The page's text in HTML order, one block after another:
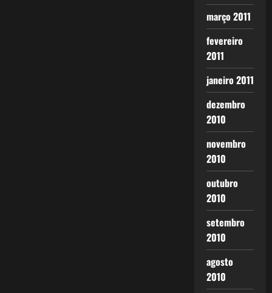
março 2011
fevereiro
2011
janeiro 2011
dezembro
2010
novembro
2010
outubro
2010
setembro
2010
agosto
2010